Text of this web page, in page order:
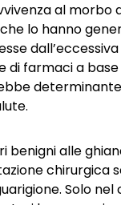
al morbo
lo hanno
dall’eccessiva
di farmaci a
benigni alle
chirurgica
Solo nel